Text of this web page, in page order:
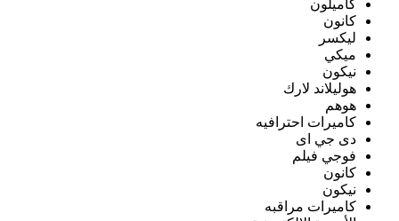
كاميلون
كانون
ليكسر
ميكي
نيكون
هوليلاند لارك
هوهم
كاميرات احترافيه
دى جي اى
فوجي فيلم
كانون
نيكون
كاميرات مراقبه